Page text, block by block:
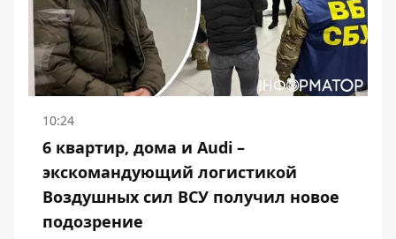
10:24
6 квартир, дома и Audi –
экскомандующий логистикой
Воздушных сил ВСУ получил новое
подозрение